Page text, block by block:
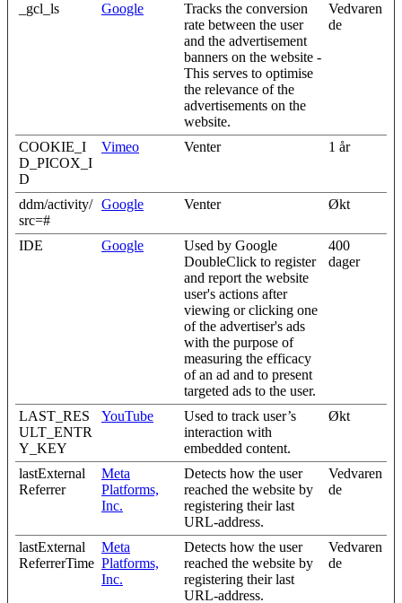
_gcl_ls Google
Tracks the conversion
rate between the user
and the advertisement
banners on the website -
This serves to optimise
the relevance of the
advertisements on the
website.
Vedvaren
de
COOKIE_I
D_PICOX_I
D
Vimeo Venter 1 år
ddm/activity/
src=#
Google Venter Økt
IDE Google
Used by Google
DoubleClick to register
and report the website
user's actions after
viewing or clicking one
of the advertiser's ads
with the purpose of
measuring the efficacy
of an ad and to present
targeted ads to the user.
400
dager
LAST_RES
ULT_ENTR
Y_KEY
YouTube
Used to track user’s
interaction with
embedded content.
Økt
lastExternal
Referrer
Meta
Platforms,
Inc.
Detects how the user
reached the website by
registering their last
URL-address.
Vedvaren
de
lastExternal
ReferrerTime
Meta
Platforms,
Inc.
Detects how the user
reached the website by
registering their last
URL-address.
Vedvaren
de